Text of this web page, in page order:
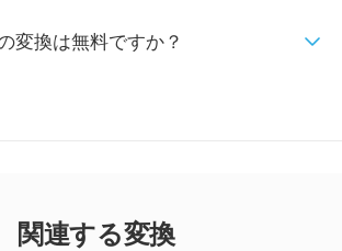
変換は無料ですか？
関連する変換